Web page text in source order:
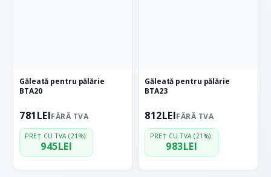
Găleată pentru pălărie
BTA20
781LEIFĂRĂ TVA
PREȚ CU TVA (21%):
945LEI
Găleată pentru pălărie
BTA23
812LEIFĂRĂ TVA
PREȚ CU TVA (21%):
983LEI